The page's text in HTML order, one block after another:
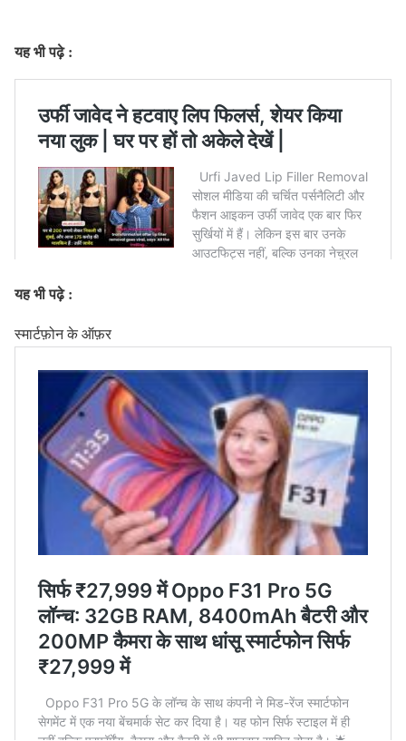
यह भी पढ़े :
यह भी पढ़े :
स्मार्टफ़ोन के ऑफ़र